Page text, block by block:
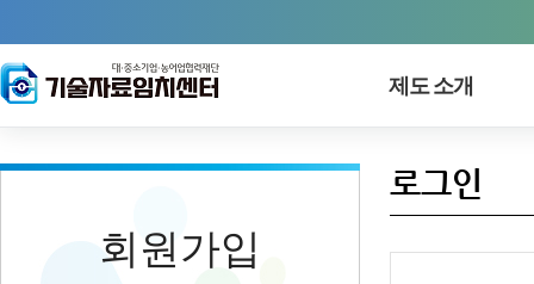
제도 소개
회원가입
로그인